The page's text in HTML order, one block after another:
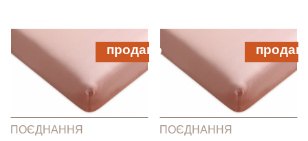
ПОЄДНАННЯ
продано
ПОЄДНАННЯ